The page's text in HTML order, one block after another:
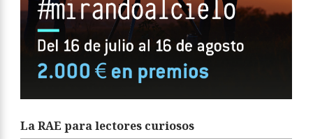
La RAE para lectores curiosos